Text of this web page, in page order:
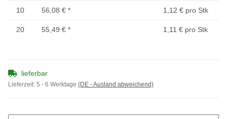
10 56,08 € * 1,12 € pro Stk
20 55,49 € * 1,11 € pro Stk
lieferbar
Lieferzeit: 5 - 6 Werktage (DE - Ausland abweichend)